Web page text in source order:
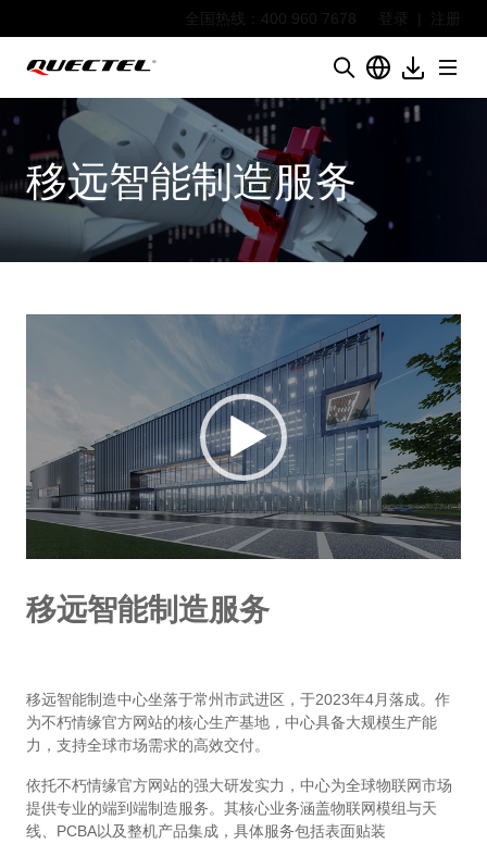
全国热线：400 960 7678 登录
移远智能制造服务
移远智能制造服务
移远智能制造中心坐落于常州市武进区，于2023年4月落成。作
为不朽情缘官方网站的核心生产基地，中心具备大规模生产能
力，支持全球市场需求的高效交付。
依托不朽情缘官方网站的强大研发实力，中心为全球物联网市场
提供专业的端到端制造服务。其核心业务涵盖物联网模组与天
线、PCBA以及整机产品集成，具体服务包括表面贴装